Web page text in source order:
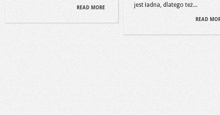
READ MORE
jest ładna, dlatego też...
READ